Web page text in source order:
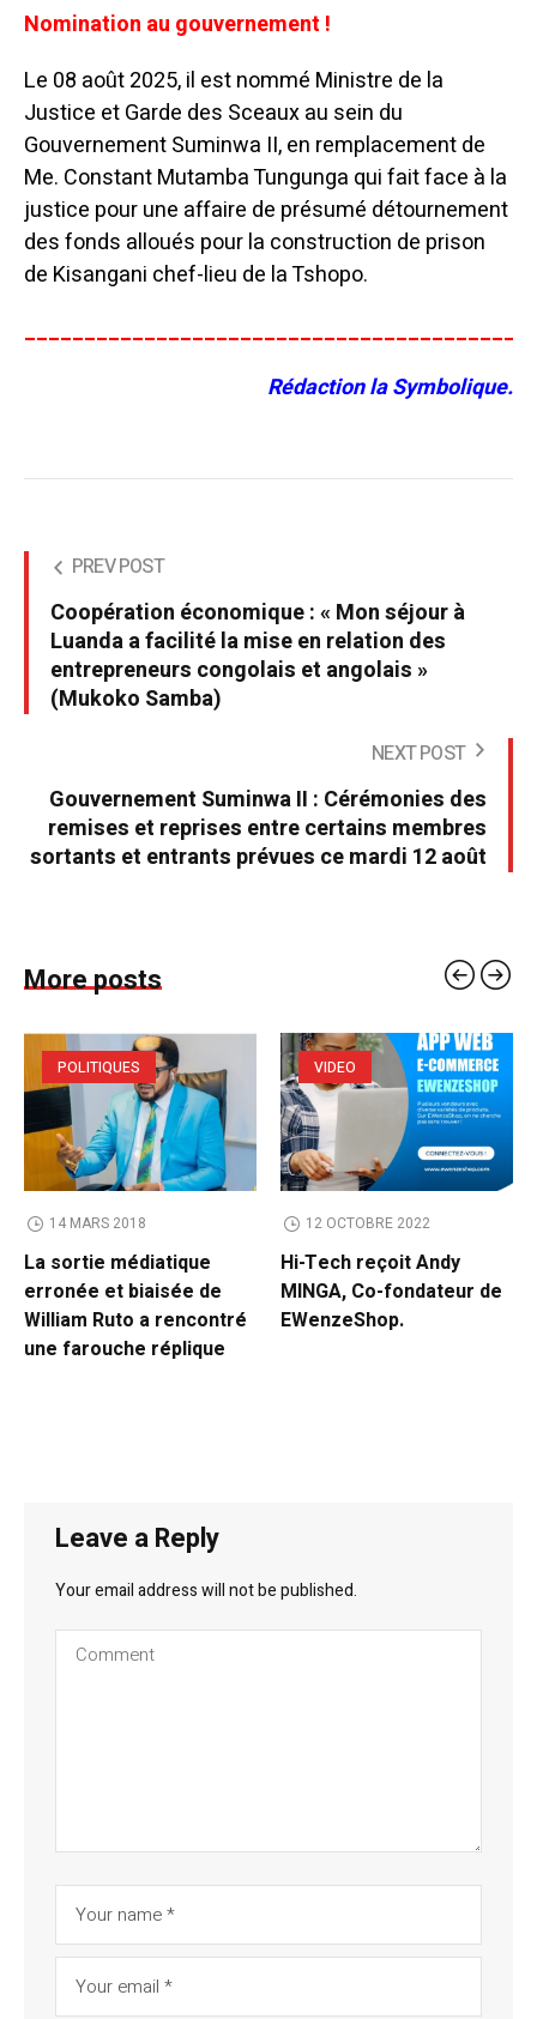
Nomination au gouvernement !
Le 08 août 2025, il est nommé Ministre de la
Justice et Garde des Sceaux au sein du
Gouvernement Suminwa II, en remplacement de
Me. Constant Mutamba Tungunga qui fait face à la
justice pour une affaire de présumé détournement
des fonds alloués pour la construction de prison
de Kisangani chef-lieu de la Tshopo.
Rédaction la Symbolique.
PREV POST
Coopération économique : « Mon séjour à
Luanda a facilité la mise en relation des
entrepreneurs congolais et angolais »
(Mukoko Samba)
NEXT POST
Gouvernement Suminwa II : Cérémonies des
remises et reprises entre certains membres
sortants et entrants prévues ce mardi 12 août
More posts
POLITIQUES
14 MARS 2018
La sortie médiatique
erronée et biaisée de
William Ruto a rencontré
une farouche réplique
VIDEO
12 OCTOBRE 2022
Hi-Tech reçoit Andy
MINGA, Co-fondateur de
EWenzeShop.
Leave a Reply
Your email address will not be published.